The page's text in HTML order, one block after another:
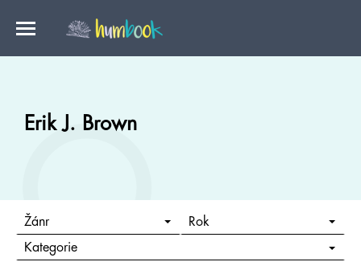
Erik J. Brown
Žánr Rok
Kategorie